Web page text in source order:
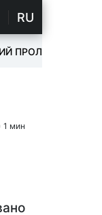
RU
ПРОЛИВ
1 мин